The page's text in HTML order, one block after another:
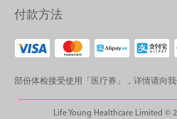
付款方法
部份体检接受使用「医疗券」，详情请向我
Life Young Healthcare Limited ©